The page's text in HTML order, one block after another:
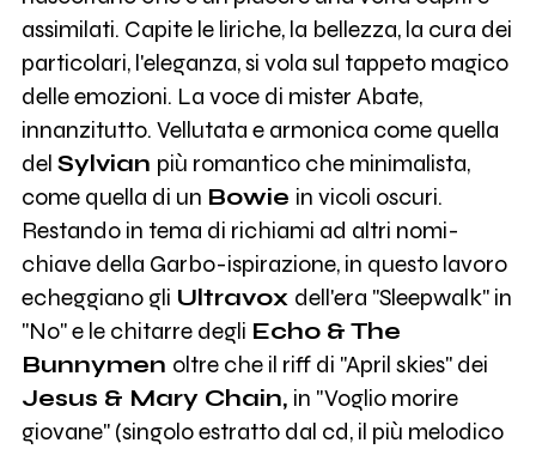
assimilati. Capite le liriche, la bellezza, la cura dei
particolari, l'eleganza, si vola sul tappeto magico
delle emozioni. La voce di mister Abate,
innanzitutto. Vellutata e armonica come quella
del Sylvian più romantico che minimalista,
come quella di un Bowie in vicoli oscuri.
Restando in tema di richiami ad altri nomi-
chiave della Garbo-ispirazione, in questo lavoro
echeggiano gli Ultravox dell'era "Sleepwalk" in
"No" e le chitarre degli Echo & The
Bunnymen oltre che il riff di "April skies" dei
Jesus & Mary Chain, in "Voglio morire
giovane" (singolo estratto dal cd, il più melodico